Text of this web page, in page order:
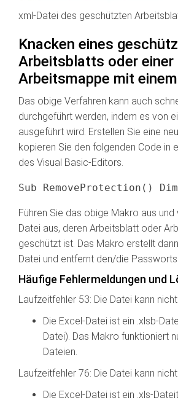
xml-Datei des geschützten
Knacken eines
Arbeitsblatts oder einer
Arbeitsmappe mit
Das obige Verfahren kann auch
durchgeführt werden, indem es von
ausgeführt wird. Erstellen Sie eine
kopieren Sie den folgenden Code in
des Visual Basic-Editors.
Führen Sie das obige Makro aus und
Datei aus, deren Arbeitsblatt oder
geschützt ist. Das Makro erstellt
Datei und entfernt den/die
Häufige Fehlermeldungen und
Laufzeitfehler 53: Die Datei kann
Die Excel-Datei ist ein .xlsb-
Datei). Das Makro funktioniert
Dateien.
Laufzeitfehler 76: Die Datei kann
Die Excel-Datei ist ein .xls-